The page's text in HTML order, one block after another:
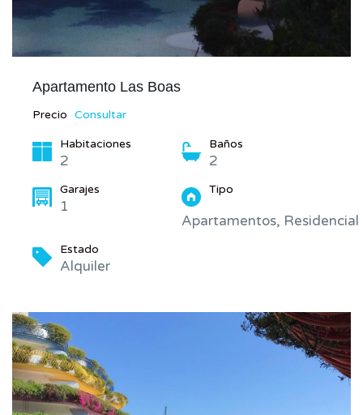
Apartamento Las Boas
Precio Consultar
Habitaciones
2
Baños
2
Garajes
1
Tipo
Apartamentos, Residencial
Estado
Alquiler